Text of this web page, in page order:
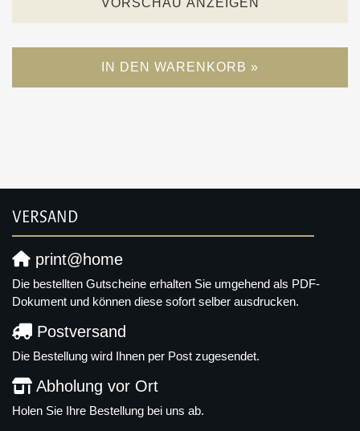
VORSCHAU ANZEIGEN
IN DEN WARENKORB »
VERSAND
print@home
Die bestellten Gutscheine erhalten Sie umgehend als PDF-
Dokument und können diese sofort selber ausdrucken.
Postversand
Die Bestellung wird Ihnen per Post zugesendet.
Abholung vor Ort
Holen Sie Ihre Bestellung bei uns ab.